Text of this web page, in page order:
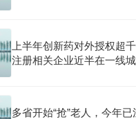
上半年创新药对外授权超
注册相关企业近半在一线
多省开始“抢”老人，今年